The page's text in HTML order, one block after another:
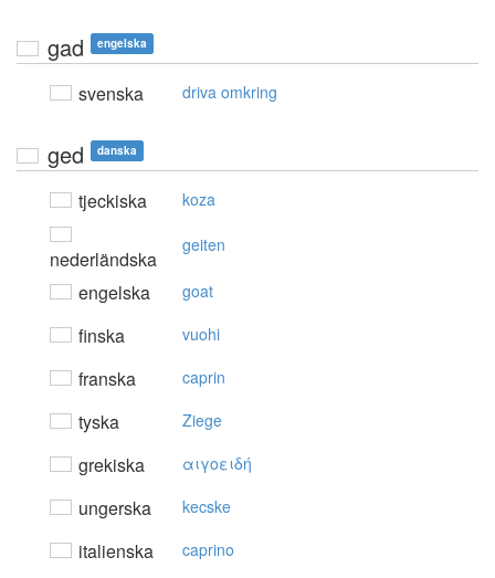
gad engelska
svenska driva omkring
ged danska
tjeckiska koza
nederländska
geiten
engelska goat
finska vuohi
franska caprin
tyska Ziege
grekiska αιγoειδή
ungerska kecske
italienska caprino